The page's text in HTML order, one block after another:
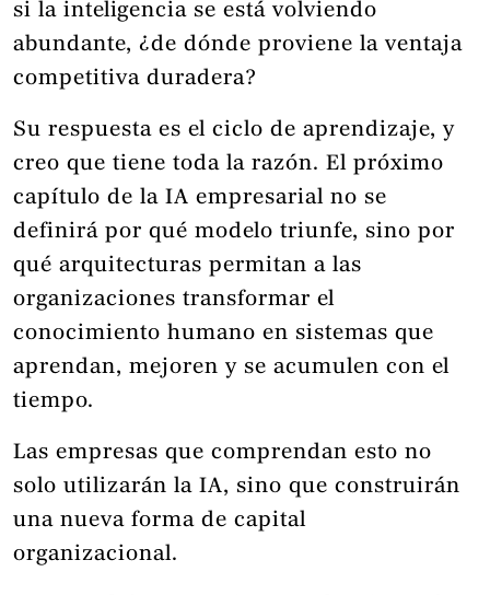
si la inteligencia se está volviendo
abundante, ¿de dónde proviene la ventaja
competitiva duradera?
Su respuesta es el ciclo de aprendizaje, y
creo que tiene toda la razón. El próximo
capítulo de la IA empresarial no se
definirá por qué modelo triunfe, sino por
qué arquitecturas permitan a las
organizaciones transformar el
conocimiento humano en sistemas que
aprendan, mejoren y se acumulen con el
tiempo.
Las empresas que comprendan esto no
solo utilizarán la IA, sino que construirán
una nueva forma de capital
organizacional.